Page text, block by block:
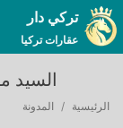
تركي دار
عقارات تركيا
السيد
الرئيسية المدونة